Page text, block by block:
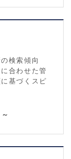
検索傾向
合わせた管
基づくスピ